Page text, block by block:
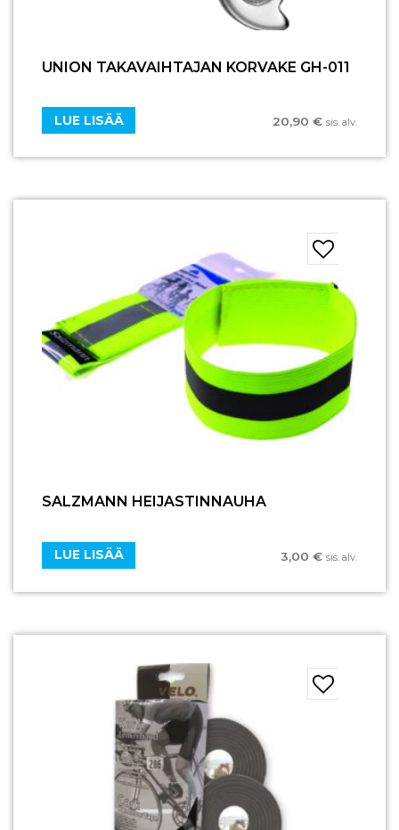
UNION TAKAVAIHTAJAN KORVAKE GH-011
20,90 € sis. alv.
LUE LISÄÄ
SALZMANN HEIJASTINNAUHA
3,00 € sis. alv.
LUE LISÄÄ